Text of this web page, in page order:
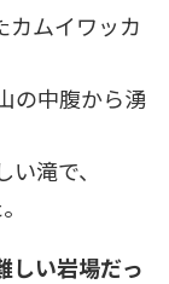
カムイワッカ
の中腹から湧
滝で、
しい岩場だっ